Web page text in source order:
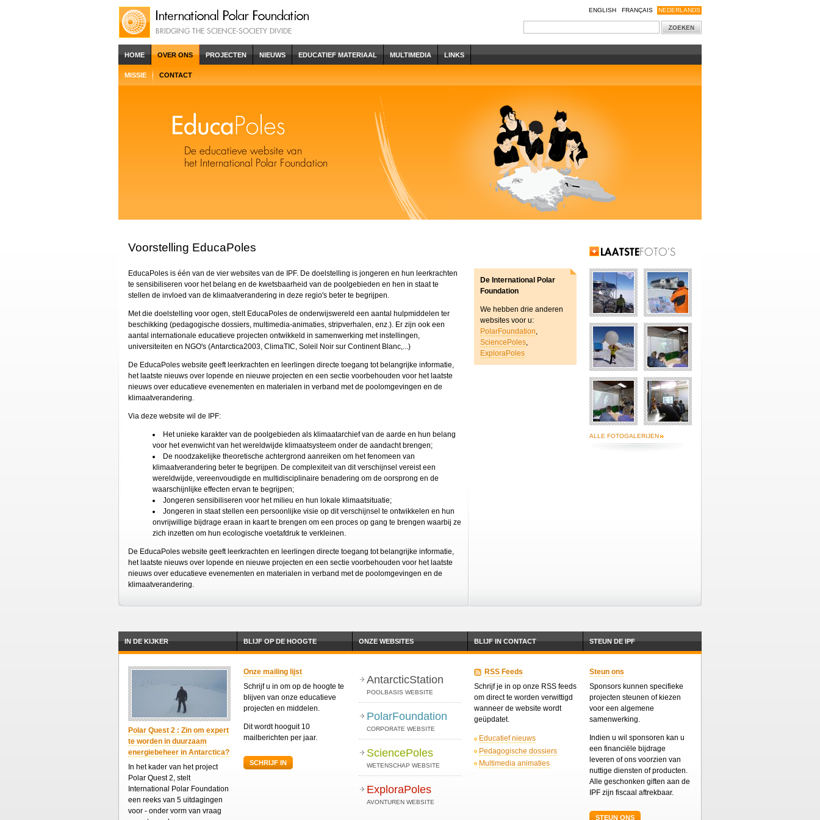
ENGLISH FRANÇAIS NEDERLANDS
HOME OVER ONS PROJECTEN NIEUWS EDUCATIEF MATERIAAL MULTIMEDIA LINKS
MISSIE CONTACT
Voorstelling EducaPoles
EducaPoles is één van de vier websites van de IPF. De doelstelling is jongeren en hun leerkrachten
te sensibiliseren voor het belang en de kwetsbaarheid van de poolgebieden en hen in staat te
stellen de invloed van de klimaatverandering in deze regio's beter te begrijpen.
Met die doelstelling voor ogen, stelt EducaPoles de onderwijswereld een aantal hulpmiddelen ter
beschikking (pedagogische dossiers, multimedia-animaties, stripverhalen, enz.). Er zijn ook een
aantal internationale educatieve projecten ontwikkeld in samenwerking met instellingen,
universiteiten en NGO's (Antarctica2003, ClimaTIC, Soleil Noir sur Continent Blanc,...)
De EducaPoles website geeft leerkrachten en leerlingen directe toegang tot belangrijke informatie,
het laatste nieuws over lopende en nieuwe projecten en een sectie voorbehouden voor het laatste
nieuws over educatieve evenementen en materialen in verband met de poolomgevingen en de
klimaatverandering.
Via deze website wil de IPF:
Het unieke karakter van de poolgebieden als klimaatarchief van de aarde en hun belang
voor het evenwicht van het wereldwijde klimaatsysteem onder de aandacht brengen;
De noodzakelijke theoretische achtergrond aanreiken om het fenomeen van
klimaatverandering beter te begrijpen. De complexiteit van dit verschijnsel vereist een
wereldwijde, vereenvoudigde en multidisciplinaire benadering om de oorsprong en de
waarschijnlijke effecten ervan te begrijpen;
Jongeren sensibiliseren voor het milieu en hun lokale klimaatsituatie;
Jongeren in staat stellen een persoonlijke visie op dit verschijnsel te ontwikkelen en hun
onvrijwillige bijdrage eraan in kaart te brengen om een proces op gang te brengen waarbij ze
zich inzetten om hun ecologische voetafdruk te verkleinen.
De EducaPoles website geeft leerkrachten en leerlingen directe toegang tot belangrijke informatie,
het laatste nieuws over lopende en nieuwe projecten en een sectie voorbehouden voor het laatste
nieuws over educatieve evenementen en materialen in verband met de poolomgevingen en de
klimaatverandering.
De International Polar
Foundation
We hebben drie anderen
websites voor u:
PolarFoundation,
SciencePoles,
ExploraPoles
Laatste Foto's
ALLE FOTOGALERIJEN
IN DE KIJKER
Polar Quest 2 : Zin om expert
te worden in duurzaam
energiebeheer in Antarctica?
In het kader van het project
Polar Quest 2, stelt
International Polar Foundation
een reeks van 5 uitdagingen
voor - onder vorm van vraag
BLIJF OP DE HOOGTE
Onze mailing lijst
Schrijf u in om op de hoogte te
blijven van onze educatieve
projecten en middelen.
Dit wordt hooguit 10
mailberichten per jaar.
SCHRIJF IN
ONZE WEBSITES
AntarcticStation
POOLBASIS WEBSITE
PolarFoundation
CORPORATE WEBSITE
SciencePoles
WETENSCHAP WEBSITE
ExploraPoles
AVONTUREN WEBSITE
BLIJF IN CONTACT
RSS Feeds
Schrijf je in op onze RSS feeds
om direct te worden verwittigd
wanneer de website wordt
geüpdatet.
Educatief nieuws
Pedagogische dossiers
Multimedia animaties
STEUN DE IPF
Steun ons
Sponsors kunnen specifieke
projecten steunen of kiezen
voor een algemene
samenwerking.
Indien u wil sponsoren kan u
een financiële bijdrage
leveren of ons voorzien van
nuttige diensten of producten.
Alle geschonken giften aan de
IPF zijn fiscaal aftrekbaar.
STEUN ONS